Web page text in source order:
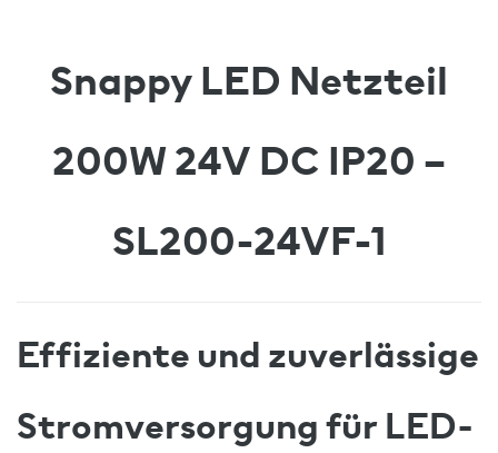
Snappy LED Netzteil
200W 24V DC IP20 –
SL200-24VF-1
Effiziente und zuverlässige
Stromversorgung für LED-